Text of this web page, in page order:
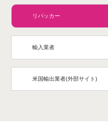
リパッカー
輸入業者
米国輸出業者(外部サイト)